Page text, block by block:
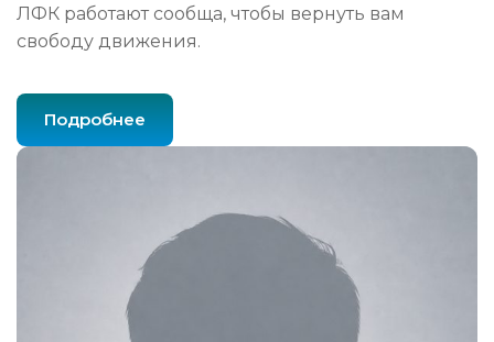
ЛФК работают сообща, чтобы вернуть вам
свободу движения.
Подробнее